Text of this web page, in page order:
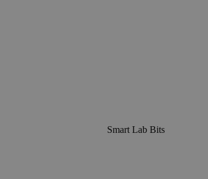
Smart Lab Bits